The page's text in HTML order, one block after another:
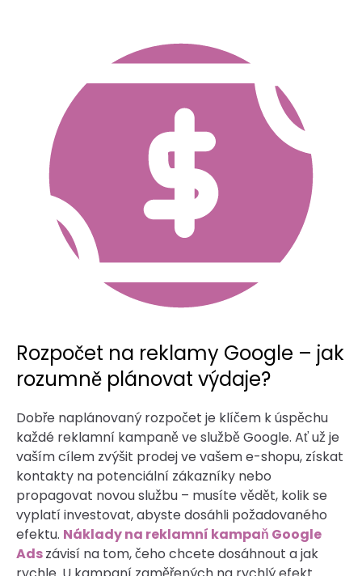
Rozpočet na reklamy Google – jak
rozumně plánovat výdaje?
Dobře naplánovaný rozpočet je klíčem k úspěchu
každé reklamní kampaně ve službě Google. Ať už je
vaším cílem zvýšit prodej ve vašem e-shopu, získat
kontakty na potenciální zákazníky nebo
propagovat novou službu – musíte vědět, kolik se
vyplatí investovat, abyste dosáhli požadovaného
efektu. Náklady na reklamní kampaň Google
Adszávisí na tom, čeho chcete dosáhnout a jak